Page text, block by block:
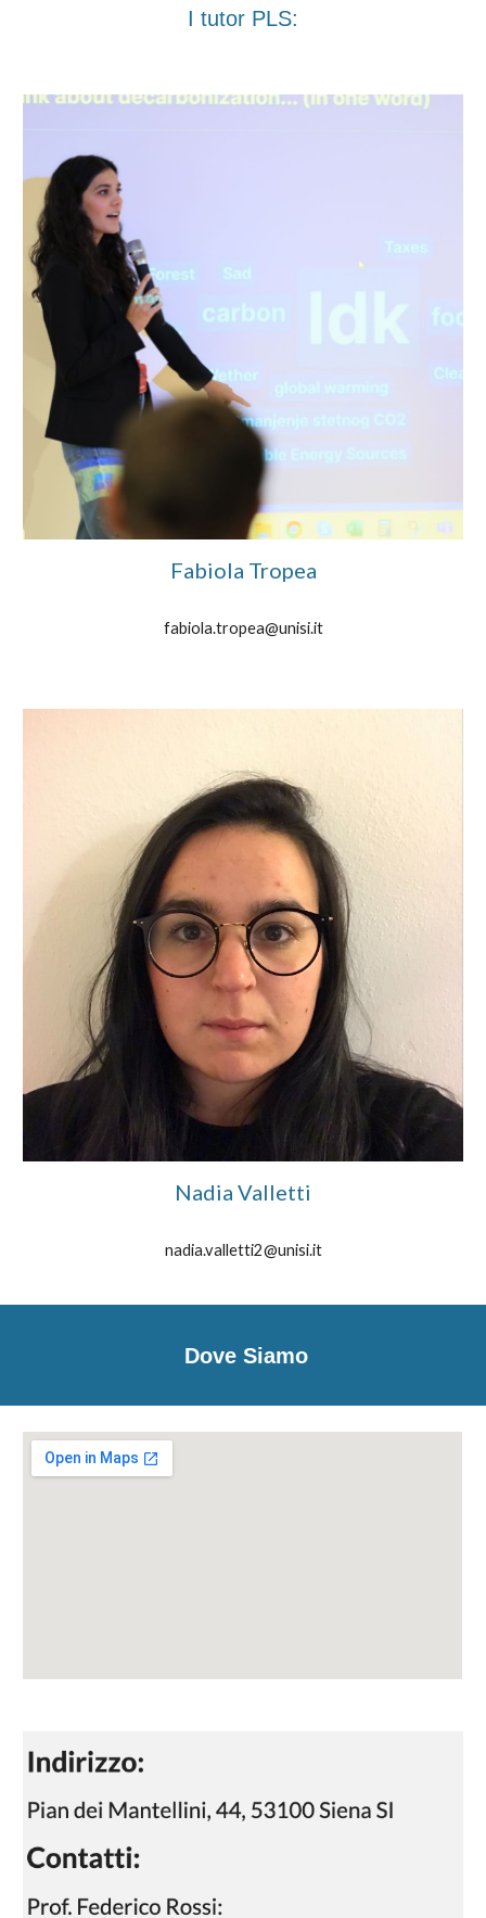
I tutor PLS:
Fabiola Tropea
fabiola.tropea@unisi.it
Nadia Valletti
nadia.valletti2@unisi.it
Dove Siamo